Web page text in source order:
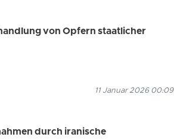
von Opfern staatlicher
11 Januar 2026 00:09
durch iranische